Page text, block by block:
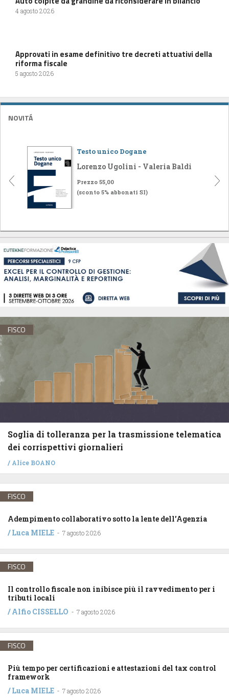
4 agosto 2026
Approvati in esame definitivo tre decreti attuativi della
riforma fiscale
5 agosto 2026
NOVITÁ
Testo unico Dogane
Lorenzo Ugolini - Valeria Baldi
Prezzo 55,00
(sconto 5% abbonati SI)
FISCO
Soglia di tolleranza per la trasmissione telematica
dei corrispettivi giornalieri
/ Alice BOANO
FISCO
Adempimento collaborativo sotto la lente dell’Agenzia
/Luca MIELE - 7 agosto 2026
FISCO
Il controllo fiscale non inibisce più il ravvedimento per i
tributi locali
/Alfio CISSELLO - 7 agosto 2026
FISCO
Più tempo per certificazioni e attestazioni del tax control
framework
/Luca MIELE - 7 agosto 2026